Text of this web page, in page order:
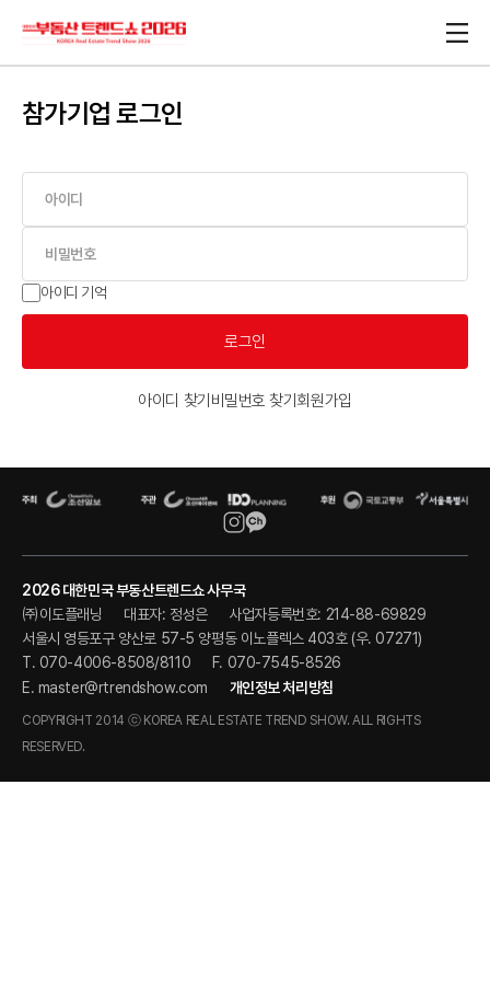
참가기업 로그인
아이디 기억
로그인
아이디 찾기 비밀번호 찾기 회원가입
2026 대한민국 부동산트렌드쇼 사무국
㈜이도플래닝
대표자: 정성은
사업자등록번호: 214-88-69829
서울시 영등포구 양산로 57-5 양평동 이노플렉스 403호 (우. 07271)
T. 070-4006-8508/8110
F. 070-7545-8526
E. master@rtrendshow.com 개인정보 처리방침
COPYRIGHT 2014 ⓒ KOREA REAL ESTATE TREND SHOW. ALL RIGHTS
RESERVED.